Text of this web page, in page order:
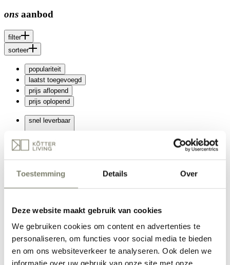
Toestemming Details Over
Deze website maakt gebruik van cookies
We gebruiken cookies om content en advertenties te
personaliseren, om functies voor social media te bieden
en om ons websiteverkeer te analyseren. Ook delen we
informatie over uw gebruik van onze site met onze
ons aanbod
filter
sorteer
populariteit
laatst toegevoegd
prijs aflopend
prijs oplopend
snel leverbaar
Binnen nu en 2 weken
HE design
Online te bestellen
sorteer